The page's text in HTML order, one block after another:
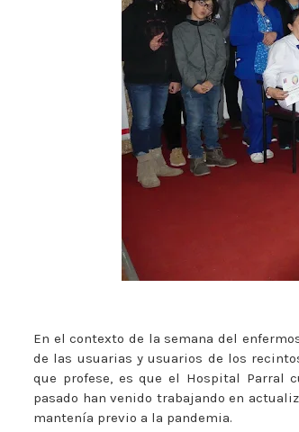
En el contexto de la semana del
de las usuarias y usuarios de los
que profese, es que el Hospital Parral
pasado han venido trabajando en
mantenía previo a la pandemia.